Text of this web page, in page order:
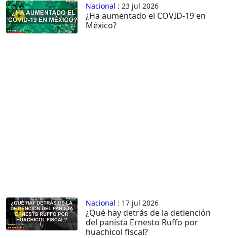
Nacional : 23 jul 2026
¿Ha aumentado el COVID-19 en
México?
Nacional : 17 jul 2026
¿Qué hay detrás de la detiención
del panista Ernesto Ruffo por
huachicol fiscal?